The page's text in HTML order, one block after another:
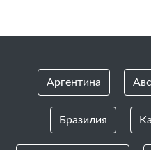
Аргентина
Бразилия